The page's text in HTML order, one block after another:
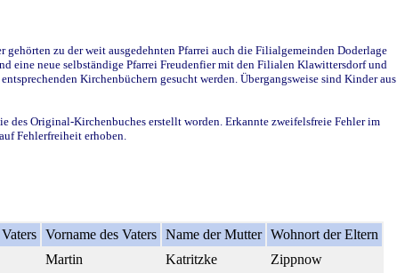
zu der weit ausgedehnten Pfarrei auch die Filialgemeinden Doderlage
eine neue selbständige Pfarrei Freudenfier mit den Filialen Klawittersdorf und
Kirchenbüchern gesucht werden. Übergangsweise sind Kinder aus
Original-Kirchenbuches erstellt worden. Erkannte zweifelsfreie Fehler im
Fehlerfreiheit erhoben.
Vorname des Vaters Name der Mutter Wohnort der Eltern
Martin Katritzke
Zippnow